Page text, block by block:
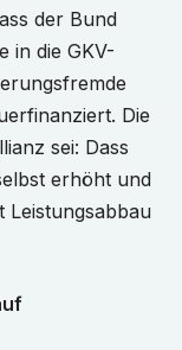
der Bund
in die GKV-
Die
sei: Dass
erhöht und
Leistungsabbau